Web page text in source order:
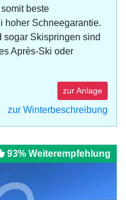
beste
hoher Schneegarantie.
sogar Skispringen sind
Après-Ski oder
zur Anlage
zur Winterbeschreibung
93% Weiterempfehlung